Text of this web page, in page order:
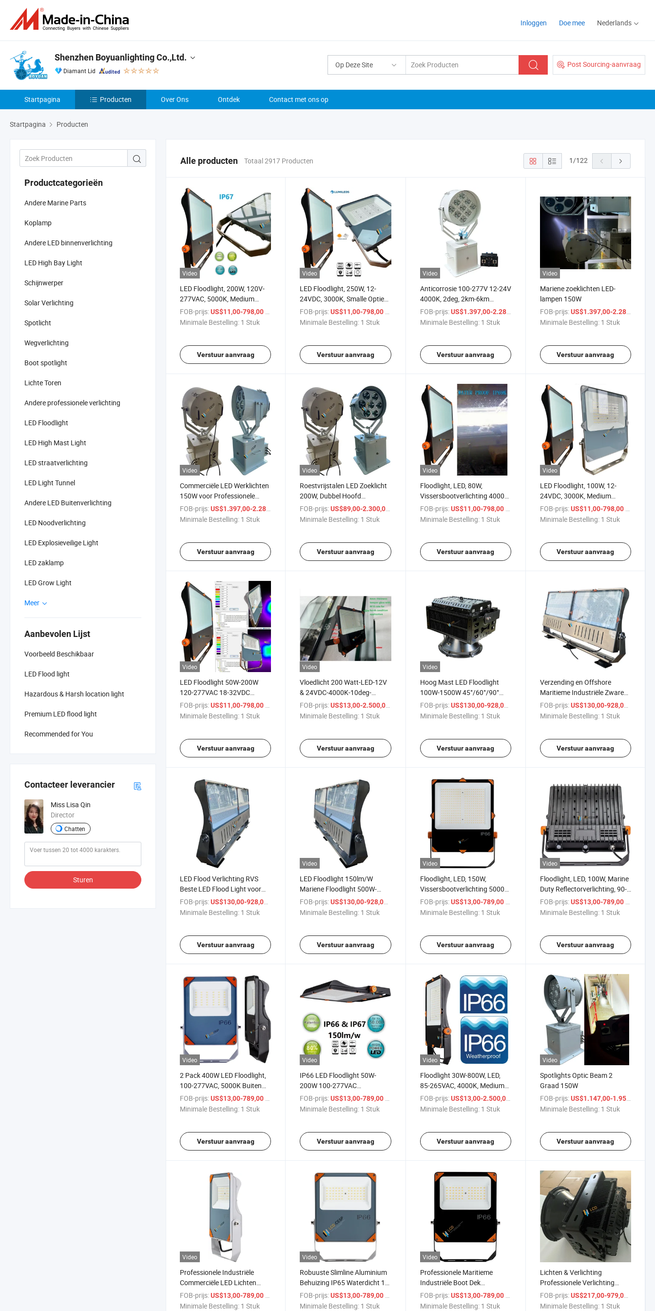
Inloggen Doe mee Nederlands
Op Deze Site Post Sourcing-aanvraag
Shenzhen Boyuanlighting Co.,Ltd.
Diamant Lid
Startpagina Producten Over Ons Ontdek Contact met ons op
Startpagina Producten
Productcategorieën
Andere Marine Parts
Koplamp
Andere LED binnenverlichting
LED High Bay Light
Schijnwerper
Solar Verlichting
Spotlicht
Wegverlichting
Boot spotlight
Lichte Toren
Andere professionele verlichting
LED Floodlight
LED High Mast Light
LED straatverlichting
LED Light Tunnel
Andere LED Buitenverlichting
LED Noodverlichting
LED Explosieveilige Light
LED zaklamp
LED Grow Light
Meer
Aanbevolen Lijst
Voorbeeld Beschikbaar
LED Flood light
Hazardous & Harsh location light
Premium LED flood light
Recommended for You
Contacteer leverancier
Miss Lisa Qin
Director
Chatten
Sturen
Alle producten Totaal 2917 Producten 1/122
Video
LED Floodlight, 200W, 120V-
277VAC, 5000K, Medium
Asymmetrische Optiek, IP66,
Commerciële Bootverlichting
FOB-prijs:US$11,00-798,00 / Stuk
Minimale Bestelling: 1 Stuk
Verstuur aanvraag
Video
LED Floodlight, 250W, 12-
24VDC, 3000K, Smalle Optiek,
10deg, IP67, Buitenzoeklicht
Verlichting
FOB-prijs: US$11,00-798,00 / Stuk
Minimale Bestelling: 1 Stuk
Verstuur aanvraag
Video
Anticorrosie 100-277V 12-24V
4000K, 2deg, 2km-6km
Verlichting, Waterdicht IP67
IP68 IP69K LED Zoeklicht
Xenon 1000W
FOB-prijs: US$1.397,00-2.281,00
Minimale Bestelling: 1 Stuk
Verstuur aanvraag
Video
Mariene zoeklichten LED-
lampen 150W
FOB-prijs: US$1.397,00-2.281,00
Minimale Bestelling: 1 Stuk
Verstuur aanvraag
Video
Commerciële LED Werklichten
150W voor Professionele
Werkboten en Vissersvloten
FOB-prijs:US$1.397,00-2.281,00
Minimale Bestelling: 1 Stuk
Verstuur aanvraag
Video
Roestvrijstalen LED Zoeklicht
200W, Dubbel Hoofd
Bootlamp, 24VDC, Marine
Spotlight
FOB-prijs: US$89,00-2.300,00
Minimale Bestelling: 1 Stuk
Verstuur aanvraag
Video
Floodlight, LED, 80W,
Vissersbootverlichting 4000K,
12-24VDC, 20 graden, Marine
Light
FOB-prijs: US$11,00-798,00
Minimale Bestelling: 1 Stuk
Verstuur aanvraag
Video
LED Floodlight, 100W, 12-
24VDC, 3000K, Medium
Asymmetrische Optiek, IP66,
Verlichting voor Vissersboten
FOB-prijs: US$11,00-798,00
Minimale Bestelling: 1 Stuk
Verstuur aanvraag
Video
LED Floodlight 50W-200W
120-277VAC 18-32VDC
5000K Medium Optiek IP66
Ik08 160lm/W 1-10V Dimbaar
voor Sportstadions,
Verlichting
FOB-prijs:US$11,00-798,00
Minimale Bestelling: 1 Stuk
Verstuur aanvraag
Video
Vloedlicht 200 Watt-LED-12V
& 24VDC-4000K-10deg-
Spotlight Verlichting Marine
Zoeklicht
FOB-prijs: US$13,00-2.500,00
Minimale Bestelling: 1 Stuk
Verstuur aanvraag
Video
Hoog Mast LED Floodlight
100W-1500W 45°/60°/90°
Stralingshoek met Koperen
Pijp Warmteafvoer UGR<19 5-
Year Garantie voor Stadion,
FOB-prijs: US$130,00-928,00
Minimale Bestelling: 1 Stuk
Verstuur aanvraag
Verzending en Offshore
Maritieme Industriële Zware
Floodverlichting 500W
Buitenshuis Verlichting IP66
Project Floodlight 150lm/W
Floodlight CCT 13000K
FOB-prijs: US$130,00-928,00
Minimale Bestelling: 1 Stuk
Verstuur aanvraag
LED Flood Verlichting RVS
Beste LED Flood Light voor
Parkeren, Paal Gemonteerd &
Wegverlichting EU Duurzame
Verlichting - 500W 100-277V
FOB-prijs:US$130,00-928,00
Minimale Bestelling: 1 Stuk
Verstuur aanvraag
Video
LED Floodlight 150lm/W
Mariene Floodlight 500W-
1500W RGBW Verlichting
FOB-prijs: US$130,00-928,00
Minimale Bestelling: 1 Stuk
Verstuur aanvraag
Video
Floodlight, LED, 150W,
Vissersbootverlichting 5000K,
24VDC, 8 Graad, Marine
Zoeklicht
FOB-prijs: US$13,00-789,00 / Stuk
Minimale Bestelling: 1 Stuk
Verstuur aanvraag
Video
Floodlight, LED, 100W, Marine
Duty Reflectorverlichting, 90-
305VAC, 90 graden, dimbaar
licht
FOB-prijs: US$13,00-789,00 / Stuk
Minimale Bestelling: 1 Stuk
Verstuur aanvraag
Video
2 Pack 400W LED Floodlight,
100-277VAC, 5000K Buiten
Werkverlichting, Commerciële
Spotlight
FOB-prijs:US$13,00-789,00 / Stuk
Minimale Bestelling: 1 Stuk
Verstuur aanvraag
Video
IP66 LED Floodlight 50W-
200W 100-277VAC
3000K/4000K/5000K/6000K
Asymmetrische Stralingshoek
Verlichting
FOB-prijs: US$13,00-789,00 / Stuk
Minimale Bestelling: 1 Stuk
Verstuur aanvraag
Video
Floodlight 30W-800W, LED,
85-265VAC, 4000K, Medium
Optic, IP66, Commerciële
Mariene Floodverlichting
FOB-prijs: US$13,00-2.500,00
Minimale Bestelling: 1 Stuk
Verstuur aanvraag
Video
Spotlights Optic Beam 2
Graad 150W
FOB-prijs: US$1.147,00-1.959,00
Minimale Bestelling: 1 Stuk
Verstuur aanvraag
Video
Professionele Industriële
Commerciële LED Lichten
50W Waterdicht IP66 Koel Wit
Verlichting 5000K Tuin
FOB-prijs:US$13,00-789,00
Minimale Bestelling: 1 Stuk
Video
Robuuste Slimline Aluminium
Behuizing IP65 Waterdicht 10-
30 Volt LED Floodlight 50W
FOB-prijs: US$13,00-789,00
Minimale Bestelling: 1 Stuk
Video
Professionele Maritieme
Industriële Boot Dek
Overstromingslichten 50 Watt
Waterdicht IP67 Brede
FOB-prijs: US$13,00-789,00
Minimale Bestelling: 1 Stuk
Lichten & Verlichting
Professionele Verlichting
Commerciële LED Flood
Lights 800W 1000W 60deg
FOB-prijs: US$217,00-979,00
Minimale Bestelling: 1 Stuk